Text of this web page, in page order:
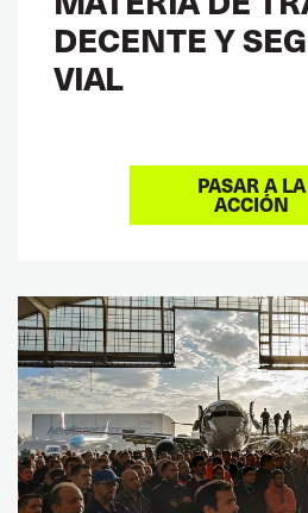
DECENTE Y
VIAL
PASAR A LA
ACCIÓN